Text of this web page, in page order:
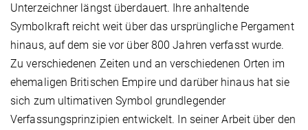
Unterzeichner längst überdauert. Ihre anhaltende
Symbolkraft reicht weit über das ursprüngliche Pergament
hinaus, auf dem sie vor über 800 Jahren verfasst wurde.
Zu verschiedenen Zeiten und an verschiedenen Orten im
ehemaligen Britischen Empire und darüber hinaus hat sie
sich zum ultimativen Symbol grundlegender
Verfassungsprinzipien entwickelt. In seiner Arbeit über den